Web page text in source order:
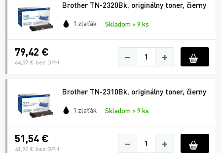
Brother TN-2320Bk, originálny toner, čierny
1 zlaťák Skladom > 9 ks
79,42 €
64,57 € bez DPH − +
Brother TN-2310Bk, originálny toner, čierny
1 zlaťák Skladom > 9 ks
51,54 €
41,90 € bez DPH − +